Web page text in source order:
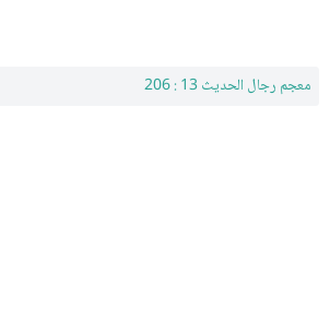
معجم رجال الحديث 13 : 206